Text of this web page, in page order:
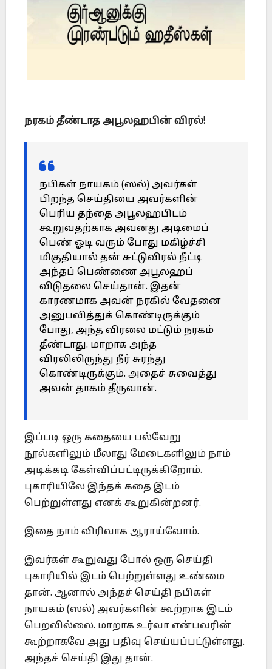
நரகம் தீண்டாத அபூலஹபின் விரல்!
நபிகள் நாயகம் (ஸல்) அவர்கள்
பிறந்த செய்தியை அவர்களின்
பெரிய தந்தை அபூலஹபிடம்
கூறுவதற்காக அவனது அடிமைப்
பெண் ஓடி வரும் போது மகிழ்ச்சி
மிகுதியால் தன் சுட்டுவிரல் நீட்டி
அந்தப் பெண்ணை அபூலஹப்
விடுதலை செய்தான். இதன்
காரணமாக அவன் நரகில் வேதனை
அனுபவித்துக் கொண்டிருக்கும்
போது, அந்த விரலை மட்டும் நரகம்
தீண்டாது. மாறாக அந்த
விரலிலிருந்து நீர் சுரந்து
கொண்டிருக்கும். அதைச் சுவைத்து
அவன் தாகம் தீருவான்.
இப்படி ஒரு கதையை பல்வேறு
நூல்களிலும் மீலாது மேடைகளிலும் நாம்
அடிக்கடி கேள்விப்பட்டிருக்கிறோம்.
புகாரியிலே இந்தக் கதை இடம்
பெற்றுள்ளது எனக் கூறுகின்றனர்.
இதை நாம் விரிவாக ஆராய்வோம்.
இவர்கள் கூறுவது போல் ஒரு செய்தி
புகாரியில் இடம் பெற்றுள்ளது உண்மை
தான். ஆனால் அந்தச் செய்தி நபிகள்
நாயகம் (ஸல்) அவர்களின் கூற்றாக இடம்
பெறவில்லை. மாறாக உர்வா என்பவரின்
கூற்றாகவே அது பதிவு செய்யப்பட்டுள்ளது.
அந்தச் செய்தி இது தான்.